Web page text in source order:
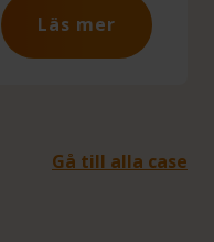
Läs mer
Gå till alla case